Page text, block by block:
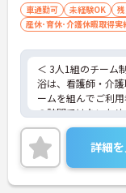
車通勤可 未経験OK
産休･育休･介護休暇取得実
＜ 3人1組のチーム
浴は、看護師・介
ームを組んでご利
の訪問ではないた
る安心感がありま
ら、協力してご利用
るやりがいのあるお
＜日勤のみ＆シフ
お持ちの方や、生
詳細